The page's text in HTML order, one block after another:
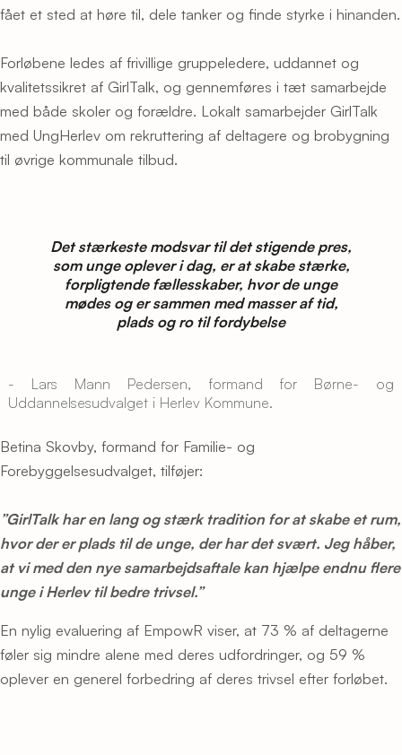
fået et sted at høre til, dele tanker og finde styrke i hinanden.
Forløbene ledes af frivillige gruppeledere, uddannet og
kvalitetssikret af GirlTalk, og gennemføres i tæt samarbejde
med både skoler og forældre. Lokalt samarbejder GirlTalk
med UngHerlev om rekruttering af deltagere og brobygning
til øvrige kommunale tilbud.
Det stærkeste modsvar til det stigende pres,
som unge oplever i dag, er at skabe stærke,
forpligtende fællesskaber, hvor de unge
mødes og er sammen med masser af tid,
plads og ro til fordybelse
- Lars Mann Pedersen, formand for Børne- og
Uddannelsesudvalget i Herlev Kommune.
Betina Skovby, formand for Familie- og
Forebyggelsesudvalget, tilføjer:
”GirlTalk har en lang og stærk tradition for at skabe et rum,
hvor der er plads til de unge, der har det svært. Jeg håber,
at vi med den nye samarbejdsaftale kan hjælpe endnu flere
unge i Herlev til bedre trivsel.”
En nylig evaluering af EmpowR viser, at 73 % af deltagerne
føler sig mindre alene med deres udfordringer, og 59 %
oplever en generel forbedring af deres trivsel efter forløbet.